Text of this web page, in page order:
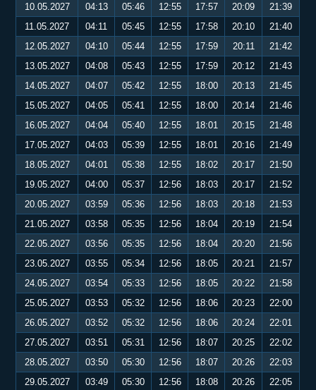
10.05.2027
04:13 05:46 12:55 17:57 20:09
21:39
11.05.2027
04:11 05:45 12:55 17:58 20:10
21:40
12.05.2027
04:10 05:44 12:55 17:59 20:11
21:42
13.05.2027
04:08 05:43 12:55 17:59 20:12
21:43
14.05.2027
04:07 05:42 12:55 18:00 20:13
21:45
15.05.2027
04:05 05:41 12:55 18:00 20:14
21:46
16.05.2027
04:04 05:40 12:55 18:01 20:15
21:48
17.05.2027
04:03 05:39 12:55 18:01 20:16
21:49
18.05.2027
04:01 05:38 12:55 18:02 20:17
21:50
19.05.2027
04:00 05:37 12:56 18:03 20:17
21:52
20.05.2027
03:59 05:36 12:56 18:03 20:18
21:53
21.05.2027
03:58 05:35 12:56 18:04 20:19
21:54
22.05.2027
03:56 05:35 12:56 18:04 20:20
21:56
23.05.2027
03:55 05:34 12:56 18:05 20:21
21:57
24.05.2027
03:54 05:33 12:56 18:05 20:22
21:58
25.05.2027
03:53 05:32 12:56 18:06 20:23
22:00
26.05.2027
03:52 05:32 12:56 18:06 20:24
22:01
27.05.2027
03:51 05:31 12:56 18:07 20:25
22:02
28.05.2027
03:50 05:30 12:56 18:07 20:26
22:03
29.05.2027
03:49 05:30 12:56 18:08 20:26
22:05